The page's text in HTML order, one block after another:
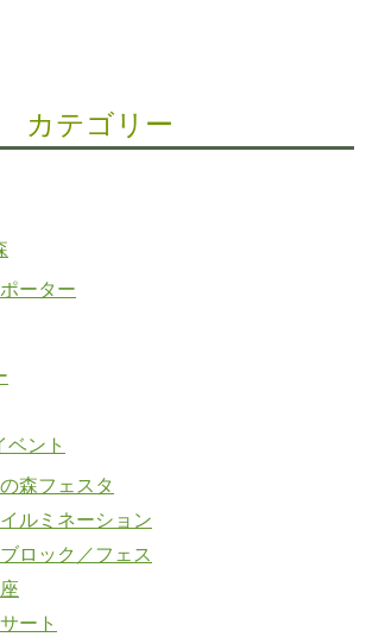
カテゴリー
ーター
ベント
森フェスタ
ルミネーション
ロック／フェス
ート